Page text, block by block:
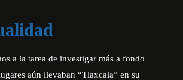
a la tarea de investigar más a fondo
aún llevaban “Tlaxcala” en su